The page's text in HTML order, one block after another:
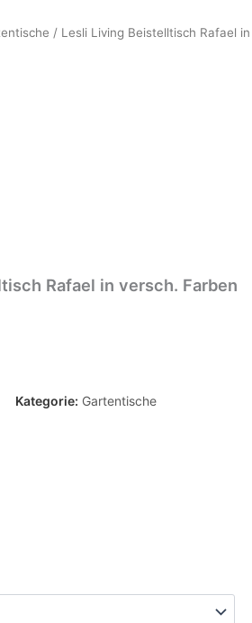
/ Lesli Living Beistelltisch Rafael in
Rafael in versch. Farben
Kategorie: Gartentische